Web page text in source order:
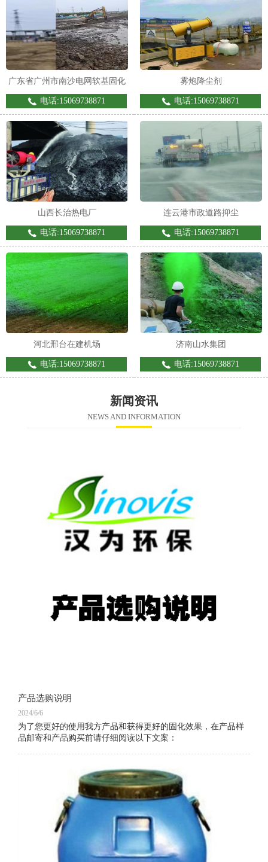
广东省广州市南沙电网软基固化
电话:15069738871
雾炮降尘剂
电话:15069738871
山西长治热电厂
电话:15069738871
连云港市政道路抑尘
电话:15069738871
河北邢台在建机场
电话:15069738871
济南山水集团
电话:15069738871
新闻资讯
NEWS AND INFORMATION
产品选购说明
2024/6/6
为了您更好的使用我方产品和获得更好的固化效果，在产品样
品邮寄和产品购买前请仔细阅读以下文案：